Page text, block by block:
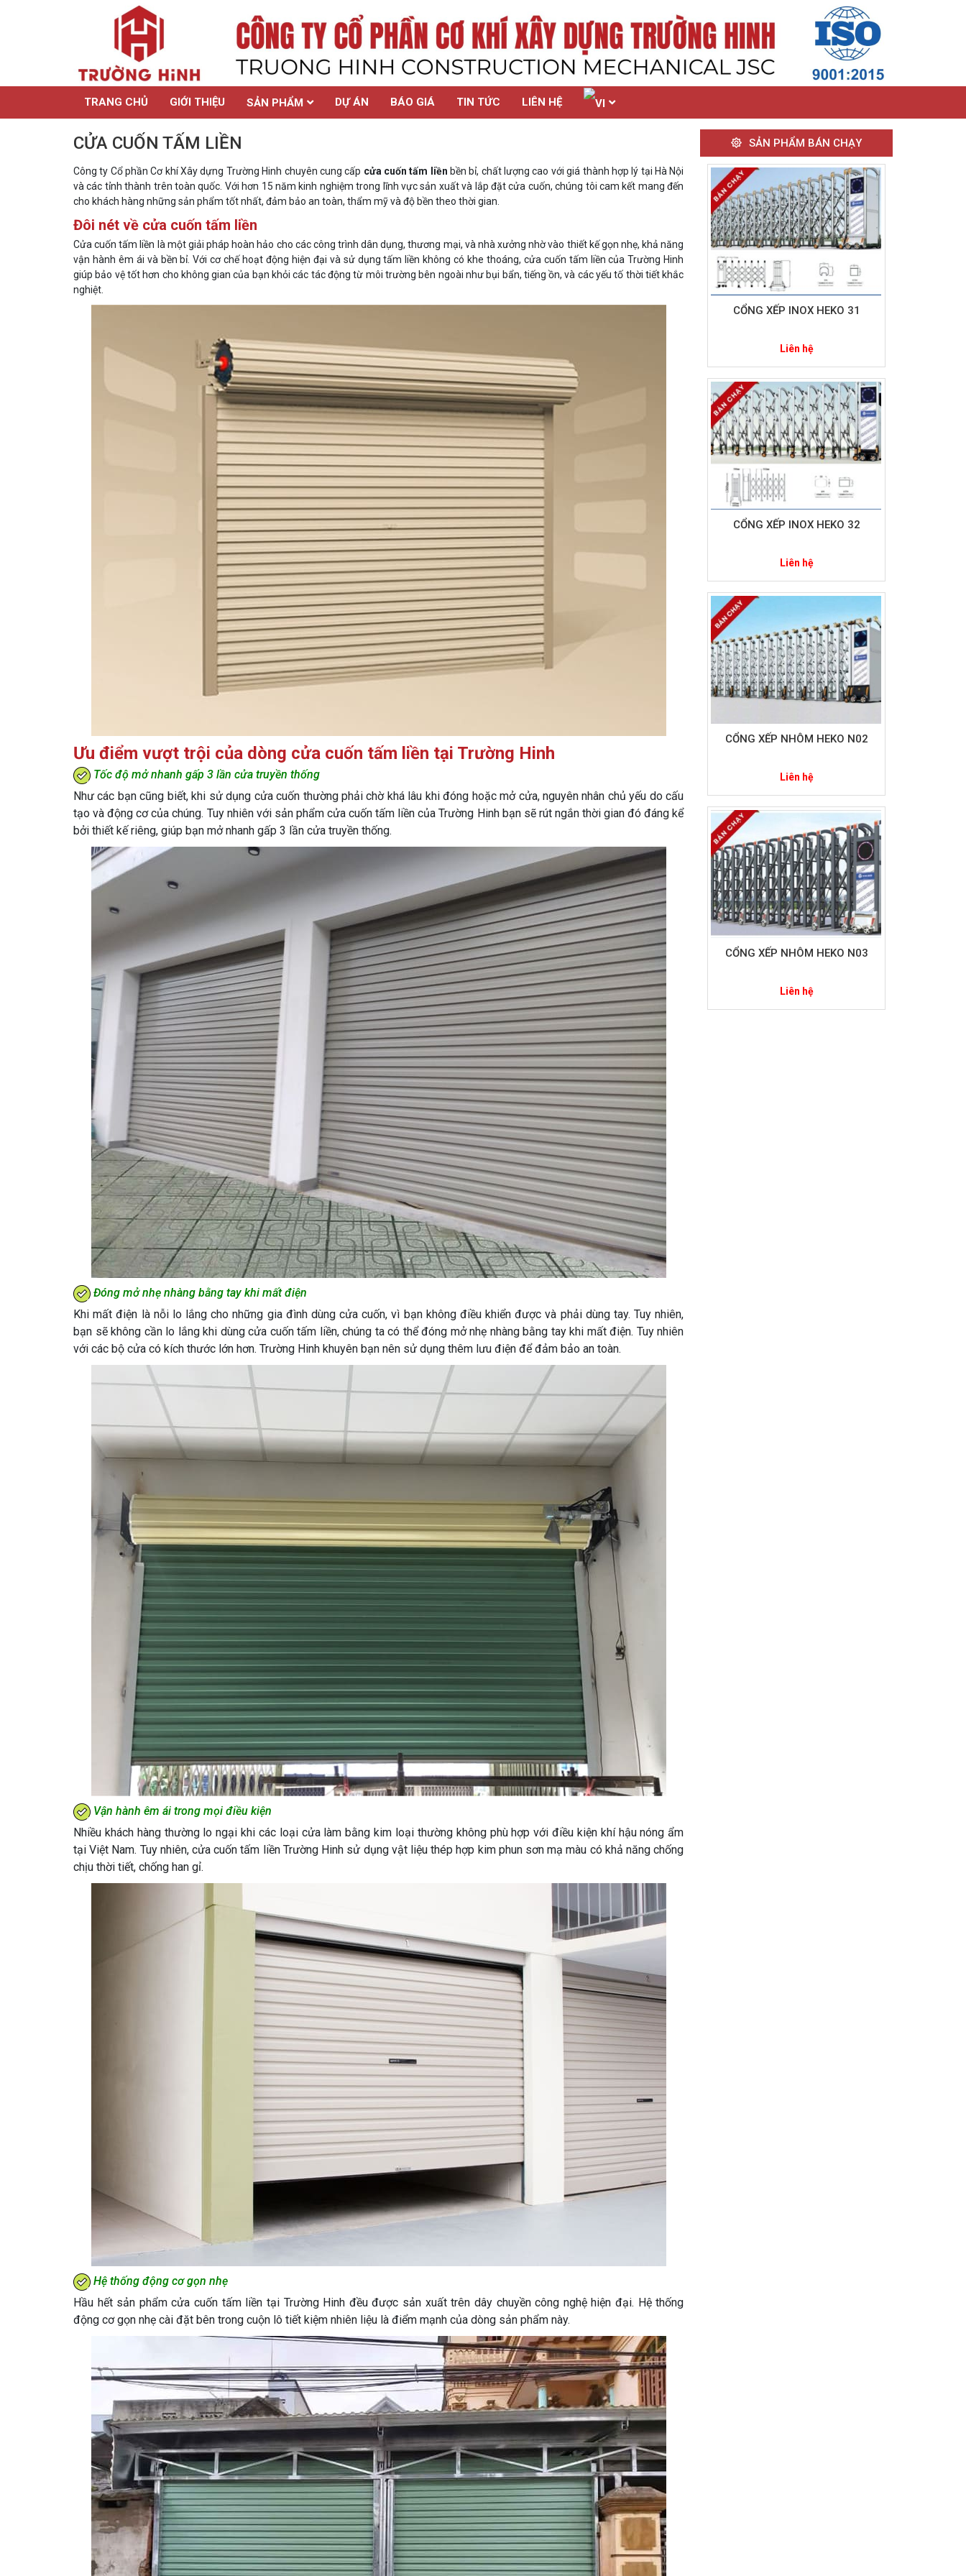
TRANG CHỦ GIỚI THIỆU SẢN PHẨM DỰ ÁN BÁO GIÁ TIN TỨC LIÊN HỆ
CỬA CUỐN TẤM LIỀN
Công ty Cổ phần Cơ khí Xây dựng Trường Hinh chuyên cung cấp cửa cuốn tấm liền bền bỉ, chất lượng cao với giá thành hợp lý tại Hà Nội
và các tỉnh thành trên toàn quốc. Với hơn 15 năm kinh nghiệm trong lĩnh vực sản xuất và lắp đặt cửa cuốn, chúng tôi cam kết mang đến
cho khách hàng những sản phẩm tốt nhất, đảm bảo an toàn, thẩm mỹ và độ bền theo thời gian.
Đôi nét về cửa cuốn tấm liền
Cửa cuốn tấm liền là một giải pháp hoàn hảo cho các công trình dân dụng, thương mại, và nhà xưởng nhờ vào thiết kế gọn nhẹ, khả năng
vận hành êm ái và bền bỉ. Với cơ chế hoạt động hiện đại và sử dụng tấm liền không có khe thoáng, cửa cuốn tấm liền của Trường Hinh
giúp bảo vệ tốt hơn cho không gian của bạn khỏi các tác động từ môi trường bên ngoài như bụi bẩn, tiếng ồn, và các yếu tố thời tiết khắc
nghiệt.
Ưu điểm vượt trội của dòng cửa cuốn tấm liền tại Trường Hinh
Tốc độ mở nhanh gấp 3 lần cửa truyền thống
Như các bạn cũng biết, khi sử dụng cửa cuốn thường phải chờ khá lâu khi đóng hoặc mở cửa, nguyên nhân chủ yếu do cấu
tạo và động cơ của chúng. Tuy nhiên với sản phẩm cửa cuốn tấm liền của Trường Hinh bạn sẽ rút ngắn thời gian đó đáng kể
bởi thiết kế riêng, giúp bạn mở nhanh gấp 3 lần cửa truyền thống.
Đóng mở nhẹ nhàng bằng tay khi mất điện
Khi mất điện là nỗi lo lắng cho những gia đình dùng cửa cuốn, vì bạn không điều khiển được và phải dùng tay. Tuy nhiên,
bạn sẽ không cần lo lắng khi dùng cửa cuốn tấm liền, chúng ta có thể đóng mở nhẹ nhàng bằng tay khi mất điện. Tuy nhiên
với các bộ cửa có kích thước lớn hơn. Trường Hinh khuyên bạn nên sử dụng thêm lưu điện để đảm bảo an toàn.
Vận hành êm ái trong mọi điều kiện
Nhiều khách hàng thường lo ngại khi các loại cửa làm bằng kim loại thường không phù hợp với điều kiện khí hậu nóng ẩm
tại Việt Nam. Tuy nhiên, cửa cuốn tấm liền Trường Hinh sử dụng vật liệu thép hợp kim phun sơn mạ màu có khả năng chống
chịu thời tiết, chống han gỉ.
Hệ thống động cơ gọn nhẹ
Hầu hết sản phẩm cửa cuốn tấm liền tại Trường Hinh đều được sản xuất trên dây chuyền công nghệ hiện đại. Hệ thống
động cơ gọn nhẹ cài đặt bên trong cuộn lô tiết kiệm nhiên liệu là điểm mạnh của dòng sản phẩm này.
SẢN PHẨM BÁN CHẠY
CỔNG XẾP INOX HEKO 31
Liên hệ
CỔNG XẾP INOX HEKO 32
Liên hệ
CỔNG XẾP NHÔM HEKO N02
Liên hệ
CỔNG XẾP NHÔM HEKO N03
Liên hệ